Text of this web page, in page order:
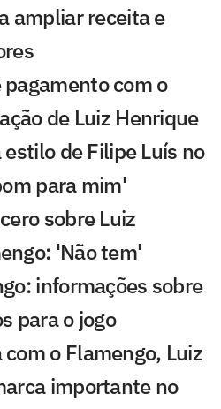
ampliar receita e
com o
de Luiz Henrique
de Filipe Luís no
para mim'
sobre Luiz
'Não tem'
informações sobre
para o jogo
o Flamengo, Luiz
importante no